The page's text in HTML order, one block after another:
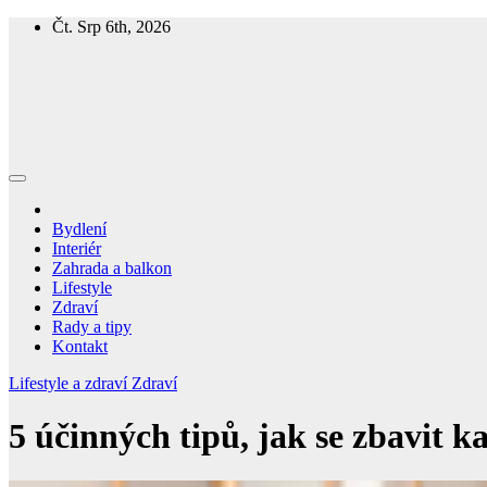
Skip
Čt. Srp 6th, 2026
Bydlení
Interiér
Zahrada a balkon
Lifestyle
Zdraví
Rady a tipy
Kontakt
Lifestyle a zdraví Zdraví
5 účinných tipů, jak se zbavit